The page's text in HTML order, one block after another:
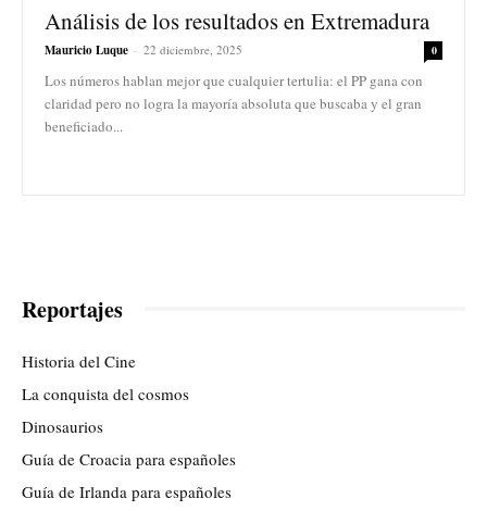
Análisis de los resultados en Extremadura
Mauricio Luque - 22 diciembre, 2025 0
Los números hablan mejor que cualquier tertulia: el PP gana con
claridad pero no logra la mayoría absoluta que buscaba y el gran
beneficiado...
Reportajes
Historia del Cine
La conquista del cosmos
Dinosaurios
Guía de Croacia para españoles
Guía de Irlanda para españoles